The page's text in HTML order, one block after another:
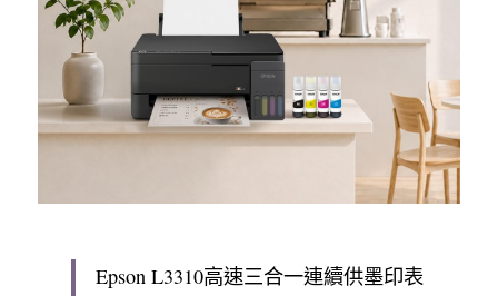
Epson L3310高速三合一連續供墨印表